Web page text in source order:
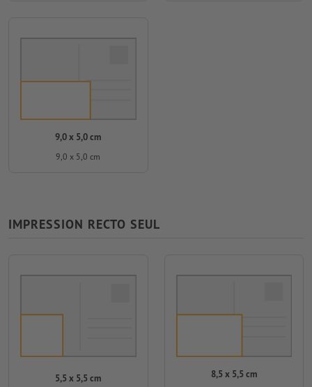
9,0 x 5,0 cm
9,0 x 5,0 cm
IMPRESSION RECTO SEUL
5,5 x 5,5 cm 8,5 x 5,5 cm